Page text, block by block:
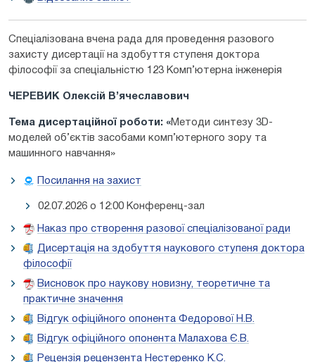
Спеціалізована вчена рада для проведення разового
захисту дисертації на здобуття ступеня доктора
філософії за спеціальністю 123 Комп’ютерна інженерія
ЧЕРЕВИК Олексій В’ячеславович
Тема дисертаційної роботи: «Методи синтезу 3D-
моделей об’єктів засобами комп’ютерного зору та
машинного навчання»
Посилання на захист
02.07.2026 о 12:00 Конференц-зал
Наказ про створення разової спеціалізованої ради
Дисертація на здобуття наукового ступеня доктора
філософії
Висновок про наукову новизну, теоретичне та
практичне значення
Відгук офіційного опонента Федорової Н.В.
Відгук офіційного опонента Малахова Є.В.
Рецензія рецензента Нестеренко К.С.